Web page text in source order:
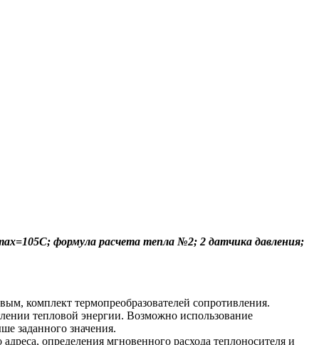
формула расчета тепла №2; 2 датчика давления;
комплект термопреобразователей сопротивления.
тепловой энергии. Возможно использование
заданного значения.
определения мгновенного расхода теплоносителя и